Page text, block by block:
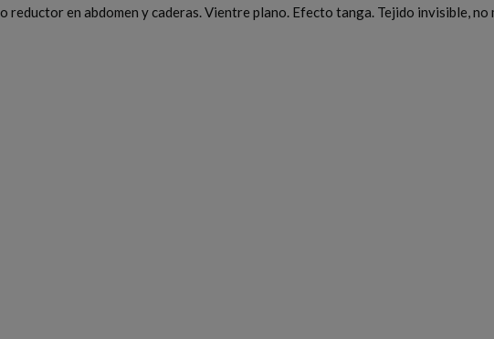
en abdomen y caderas. Vientre plano. Efecto tanga. Tejido invisible, no